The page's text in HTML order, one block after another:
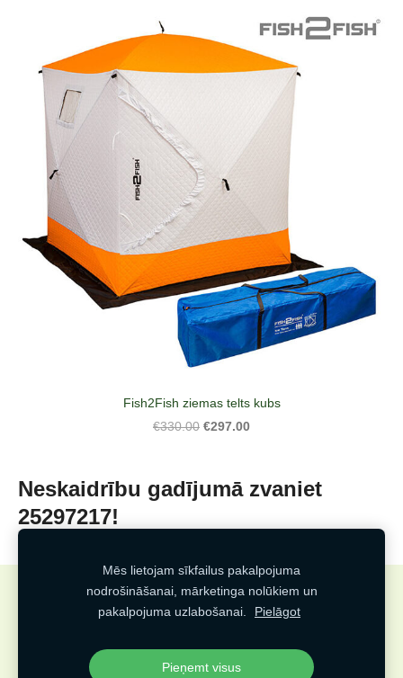
Neskaidrību gadījumā zvaniet
25297217!
Fish2Fish ziemas telts kubs
€330.00 €297.00
Sīkdatnes
Veidots
Mēs lietojam sīkfailus pakalpojuma
nodrošināšanai, mārketinga nolūkiem un
pakalpojuma uzlabošanai.
Pielāgot
Pieņemt visus